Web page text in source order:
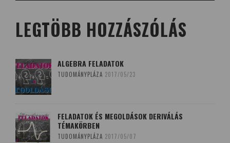
LEGTÖBB HOZZÁSZÓLÁS
ALGEBRA FELADATOK
TUDOMÁNYPLÁZA 2017/05/23
FELADATOK ÉS MEGOLDÁSOK DERIVÁLÁS
TÉMAKÖRBEN
TUDOMÁNYPLÁZA 2017/05/07